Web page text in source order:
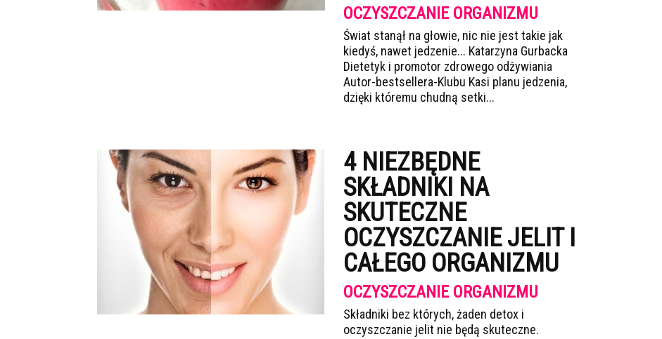
OCZYSZCZANIE ORGANIZMU
Świat stanął na głowie, nic nie jest takie jak
kiedyś, nawet jedzenie... Katarzyna Gurbacka
Dietetyk i promotor zdrowego odżywiania
Autor-bestsellera-Klubu Kasi planu jedzenia,
dzięki któremu chudną setki...
4 NIEZBĘDNE
SKŁADNIKI NA
SKUTECZNE
OCZYSZCZANIE JELIT I
CAŁEGO ORGANIZMU
OCZYSZCZANIE ORGANIZMU
Składniki bez których, żaden detox i
oczyszczanie jelit nie będą skuteczne.